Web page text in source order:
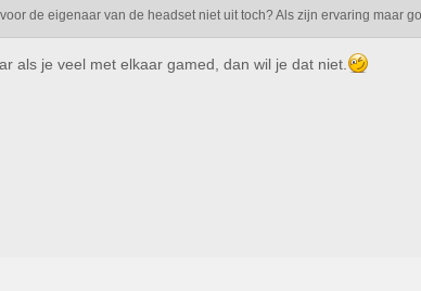
de eigenaar van de headset niet uit toch? Als zijn ervaring maar
als je veel met elkaar gamed, dan wil je dat niet.